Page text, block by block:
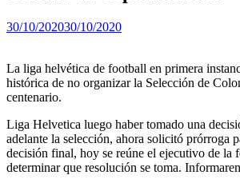
30/10/202030/10/2020
La liga helvética de football en primera
histórica de no organizar la Selección de
centenario.
Liga Helvetica luego haber tomado una
adelante la selección, ahora solicitó prórroga
decisión final, hoy se reúne el ejecutivo de la
determinar que resolución se toma.